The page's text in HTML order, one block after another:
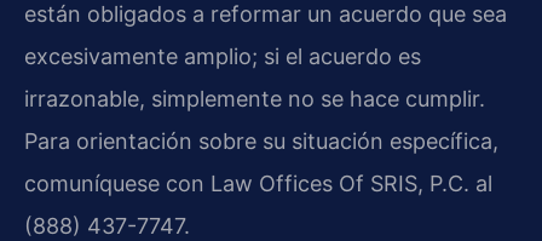
están obligados a reformar un acuerdo que sea
excesivamente amplio; si el acuerdo es
irrazonable, simplemente no se hace cumplir.
Para orientación sobre su situación específica,
comuníquese con Law Offices Of SRIS, P.C. al
(888) 437-7747.